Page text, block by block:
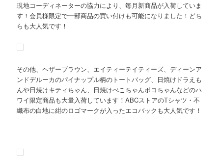
現地コーディネーターの協力により、毎月新商品が入荷していま
す！会員様限定で一部商品の買い付けも可能になりました！どち
らも大人気です！
その他、ヘザーブラウン、エイティーテイティーズ、ディーンア
ンドデルーカのパイナップル柄のトートバッグ、日焼けドラえも
んや日焼けキティちゃん、日焼けぺこちゃんポコちゃんなどのハ
ワイ限定商品も大量入荷しています！ABCストアのTシャツ・不
織布の白地に紺のロゴマークが入ったエコバックも大人気です！